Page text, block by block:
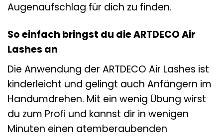
Augenaufschlag für dich zu finden.
So einfach bringst du die ARTDECO Air
Lashes an
Die Anwendung der ARTDECO Air Lashes ist
kinderleicht und gelingt auch Anfängern im
Handumdrehen. Mit ein wenig Übung wirst
du zum Profi und kannst dir in wenigen
Minuten einen atemberaubenden